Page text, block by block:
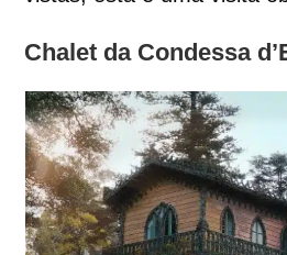
Chalet da Condessa